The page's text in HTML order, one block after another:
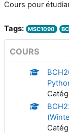
Cours pour
Tags: MSC1090
COURS